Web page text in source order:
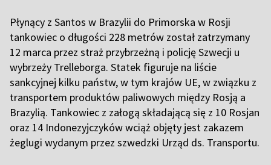
Płynący z Santos w Brazylii do Primorska w Rosji
tankowiec o długości 228 metrów został zatrzymany
12 marca przez straż przybrzeżną i policję Szwecji u
wybrzeży Trelleborga. Statek figuruje na liście
sankcyjnej kilku państw, w tym krajów UE, w związku z
transportem produktów paliwowych między Rosją a
Brazylią. Tankowiec z załogą składającą się z 10 Rosjan
oraz 14 Indonezyjczyków wciąż objęty jest zakazem
żeglugi wydanym przez szwedzki Urząd ds. Transportu.